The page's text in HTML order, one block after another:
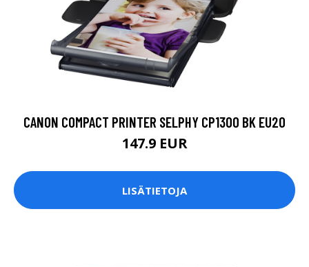
CANON COMPACT PRINTER SELPHY CP1300 BK EU20
147.9 EUR
LISÄTIETOJA